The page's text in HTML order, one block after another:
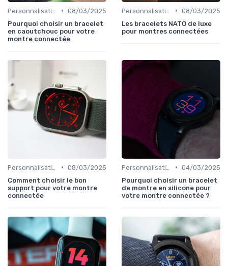
• 08/03/2025
Pourquoi choisir un bracelet
en caoutchouc pour votre
montre connectée
• 08/03/2025
Les bracelets NATO de luxe
pour montres connectées
• 08/03/2025
Comment choisir le bon
support pour votre montre
connectée
• 04/03/2025
Pourquoi choisir un bracelet
de montre en silicone pour
votre montre connectée ?